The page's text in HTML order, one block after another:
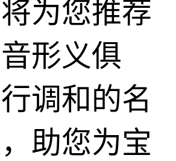
为您推荐
形义俱
调和的名
助您为宝